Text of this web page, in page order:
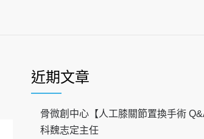
近期文章
骨微創中心【人工膝關節置換手術
科魏志定主任